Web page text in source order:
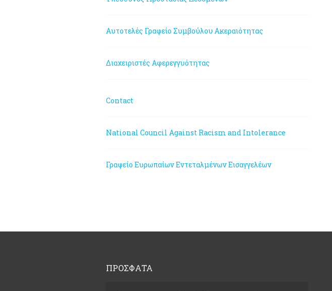
Αυτοτελές Γραφείο Συμβούλου Ακεραιότητας
Διαχειριστές Αφερεγγυότητας
Contact
National Council Against Racism and Intolerance
Γραφείο Ευρωπαίων Εντεταλμένων Εισαγγελέων
ΠΡΟΣΦΑΤΑ